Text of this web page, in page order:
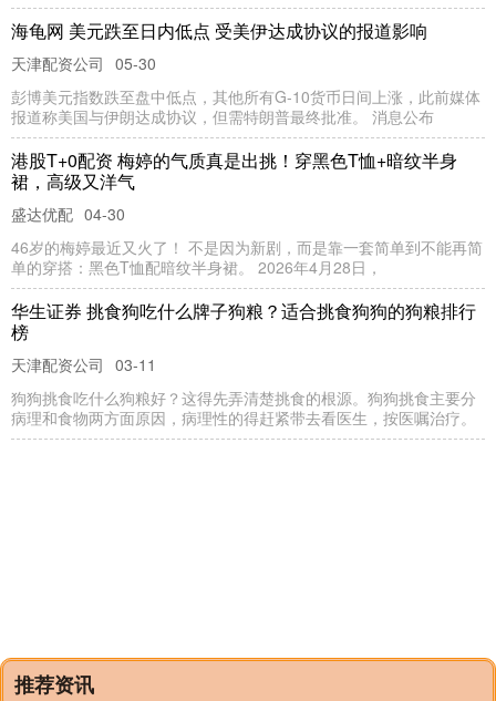
海龟网 美元跌至日内低点 受美伊达成协议的报道影响
天津配资公司 05-30
彭博美元指数跌至盘中低点，其他所有G-10货币日间上涨，此前媒体
报道称美国与伊朗达成协议，但需特朗普最终批准。 消息公布
港股T+0配资 梅婷的气质真是出挑！穿黑色T恤+暗纹半身
裙，高级又洋气
盛达优配 04-30
46岁的梅婷最近又火了！ 不是因为新剧，而是靠一套简单到不能再简
单的穿搭：黑色T恤配暗纹半身裙。 2026年4月28日，
华生证券 挑食狗吃什么牌子狗粮？适合挑食狗狗的狗粮排行
榜
天津配资公司 03-11
狗狗挑食吃什么狗粮好？这得先弄清楚挑食的根源。狗狗挑食主要分
病理和食物两方面原因，病理性的得赶紧带去看医生，按医嘱治疗。
推荐资讯